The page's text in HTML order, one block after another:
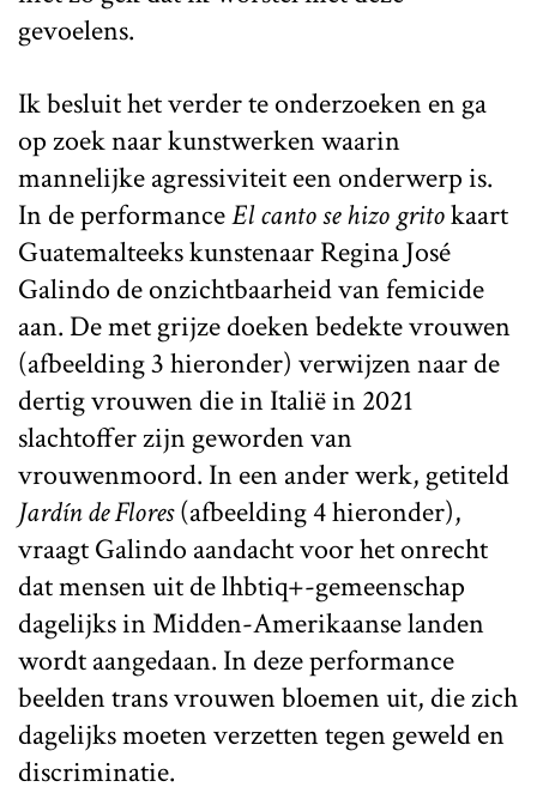
gevoelens.
Ik besluit het verder te onderzoeken en ga
op zoek naar kunstwerken waarin
mannelijke agressiviteit een onderwerp is.
In de performanceEl canto se hizo gritokaart
Guatemalteeks kunstenaar Regina José
Galindo de onzichtbaarheid van femicide
aan. De met grijze doeken bedekte vrouwen
(afbeelding 3 hieronder) verwijzen naar de
dertig vrouwen die in Italië in 2021
slachtoffer zijn geworden van
vrouwenmoord. In een ander werk, getiteld
Jardín de Flores(afbeelding 4 hieronder),
vraagt Galindo aandacht voor het onrecht
dat mensen uit de lhbtiq+-gemeenschap
dagelijks in Midden-Amerikaanse landen
wordt aangedaan. In deze performance
beelden trans vrouwen bloemen uit, die zich
dagelijks moeten verzetten tegen geweld en
discriminatie.